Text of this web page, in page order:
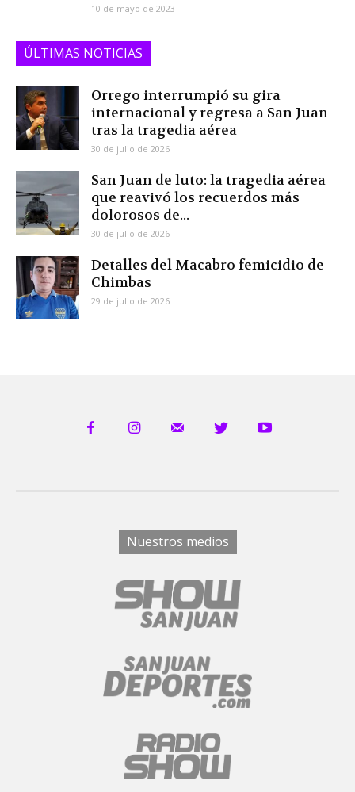
10 de mayo de 2023
ÚLTIMAS NOTICIAS
Orrego interrumpió su gira
internacional y regresa a San Juan
tras la tragedia aérea
30 de julio de 2026
San Juan de luto: la tragedia aérea
que reavivó los recuerdos más
dolorosos de...
30 de julio de 2026
Detalles del Macabro femicidio de
Chimbas
29 de julio de 2026
Nuestros medios